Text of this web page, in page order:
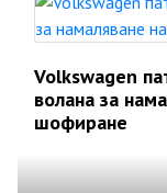
Volkswagen
волана за
шофиране